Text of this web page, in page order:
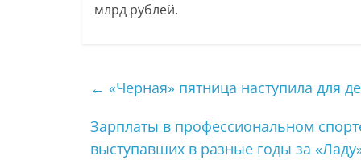
млрд рублей.
← «Черная» пятница наступила для
Зарплаты в профессиональном
выступавших в разные годы за